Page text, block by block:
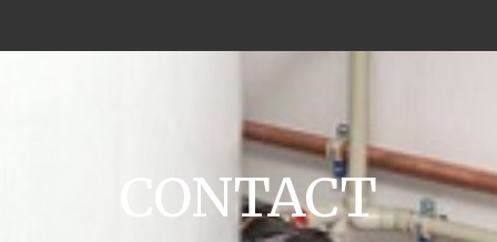
CONTACT